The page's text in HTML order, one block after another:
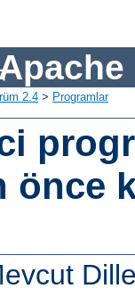
Apache
2.4 > Programlar
önce